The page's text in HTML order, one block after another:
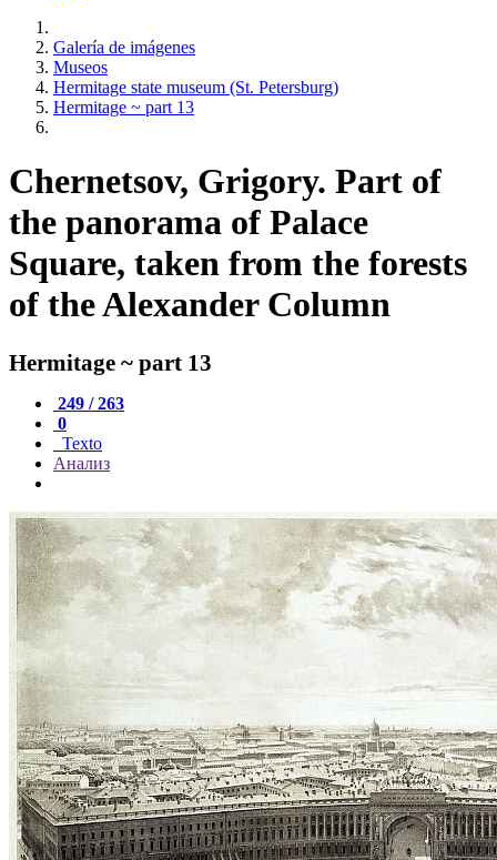
Galería de imágenes
Museos
Hermitage state museum (St. Petersburg)
Hermitage ~ part 13
Chernetsov, Grigory. Part of
the panorama of Palace
Square, taken from the forests
of the Alexander Column
Hermitage ~ part 13
249 / 263
0
Texto
Анализ